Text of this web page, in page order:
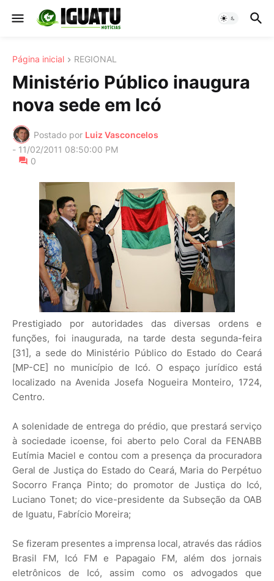
Página inicial REGIONAL
Ministério Público inaugura
nova sede em Icó
Postado por Luiz Vasconcelos
- 11/02/2011 08:50:00 PM
0
Prestigiado por autoridades das diversas ordens e
funções, foi inaugurada, na tarde desta segunda-feira
[31], a sede do Ministério Público do Estado do Ceará
[MP-CE] no município de Icó. O espaço jurídico está
localizado na Avenida Josefa Nogueira Monteiro, 1724,
Centro.
A solenidade de entrega do prédio, que prestará serviço
à sociedade icoense, foi aberto pelo Coral da FENABB
Eutímia Maciel e contou com a presença da procuradora
Geral de Justiça do Estado do Ceará, Maria do Perpétuo
Socorro França Pinto; do promotor de Justiça do Icó,
Luciano Tonet; do vice-presidente da Subseção da OAB
de Iguatu, Fabrício Moreira;
Se fizeram presentes a imprensa local, através das rádios
Brasil FM, Icó FM e Papagaio FM, além dos jornais
eletrônicos de Icó, assim como os advogados que